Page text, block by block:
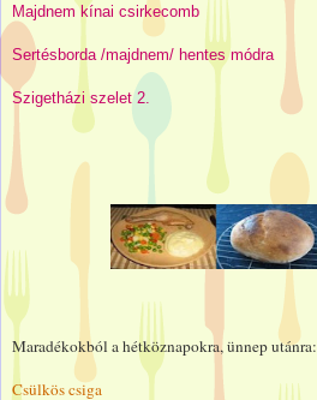
Majdnem kínai csirkecomb
Sertésborda /majdnem/ hentes módra
Szigetházi szelet 2.
Maradékokból a hétköznapokra, ünnep utánra:
Csülkös csiga